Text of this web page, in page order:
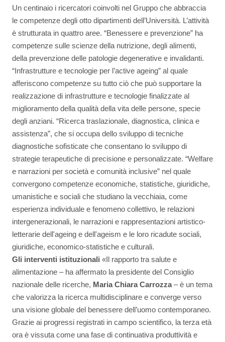
Un centinaio i ricercatori coinvolti nel Gruppo che abbraccia
le competenze degli otto dipartimenti dell’Università. L’attività
è strutturata in quattro aree. “Benessere e prevenzione” ha
competenze sulle scienze della nutrizione, degli alimenti,
della prevenzione delle patologie degenerative e invalidanti.
“Infrastrutture e tecnologie per l’active ageing” al quale
afferiscono competenze su tutto ciò che può supportare la
realizzazione di infrastrutture e tecnologie finalizzate al
miglioramento della qualità della vita delle persone, specie
degli anziani. “Ricerca traslazionale, diagnostica, clinica e
assistenza”, che si occupa dello sviluppo di tecniche
diagnostiche sofisticate che consentano lo sviluppo di
strategie terapeutiche di precisione e personalizzate. “Welfare
e narrazioni per società e comunità inclusive” nel quale
convergono competenze economiche, statistiche, giuridiche,
umanistiche e sociali che studiano la vecchiaia, come
esperienza individuale e fenomeno collettivo, le relazioni
intergenerazionali, le narrazioni e rappresentazioni artistico-
letterarie dell'ageing e dell'ageism e le loro ricadute sociali,
giuridiche, economico-statistiche e culturali.
Gli interventi istituzionali «Il rapporto tra salute e
alimentazione – ha affermato la presidente del Consiglio
nazionale delle ricerche, Maria Chiara Carrozza– è un tema
che valorizza la ricerca multidisciplinare e converge verso
una visione globale del benessere dell’uomo contemporaneo.
Grazie ai progressi registrati in campo scientifico, la terza età
ora è vissuta come una fase di continuativa produttività e